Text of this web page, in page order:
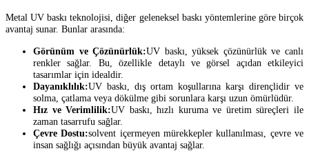
Metal UV baskı teknolojisi, diğer geleneksel baskı yöntemlerine göre birçok
avantaj sunar. Bunlar arasında:
Görünüm ve Çözünürlük:UV baskı, yüksek çözünürlük ve canlı
renkler sağlar. Bu, özellikle detaylı ve görsel açıdan etkileyici
tasarımlar için idealdir.
Dayanıklılık:UV baskı, dış ortam koşullarına karşı dirençlidir ve
solma, çatlama veya dökülme gibi sorunlara karşı uzun ömürlüdür.
Hız ve Verimlilik:UV baskı, hızlı kuruma ve üretim süreçleri ile
zaman tasarrufu sağlar.
Çevre Dostu:solvent içermeyen mürekkepler kullanılması, çevre ve
insan sağlığı açısından büyük avantaj sağlar.